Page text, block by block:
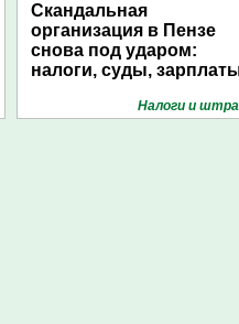
Скандальная
организация в Пензе
снова под ударом:
налоги, суды,
Налоги и